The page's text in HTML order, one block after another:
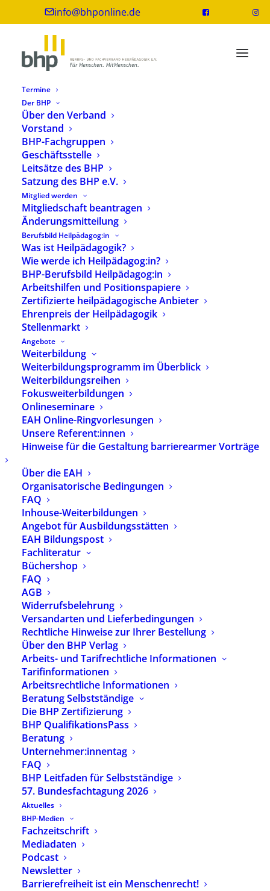
info@bhponline.de
Termine
Der BHP
Über den Verband
Vorstand
BHP-Fachgruppen
Geschäftsstelle
Leitsätze des BHP
Satzung des BHP e.V.
Mitglied werden
Mitgliedschaft beantragen
Änderungsmitteilung
Berufsbild Heilpädagog:in
Was ist Heilpädagogik?
Wie werde ich Heilpädagog:in?
BHP-Berufsbild Heilpädagog:in
Arbeitshilfen und Positionspapiere
Zertifizierte heilpädagogische Anbieter
Ehrenpreis der Heilpädagogik
Stellenmarkt
Angebote
Weiterbildung
Weiterbildungsprogramm im Überblick
Weiterbildungsreihen
Fokusweiterbildungen
Onlineseminare
EAH Online-Ringvorlesungen
Unsere Referent:innen
Hinweise für die Gestaltung barrierearmer Vorträge
Über die EAH
Organisatorische Bedingungen
FAQ
Inhouse-Weiterbildungen
Angebot für Ausbildungsstätten
EAH Bildungspost
Fachliteratur
Büchershop
FAQ
AGB
Widerrufsbelehrung
Versandarten und Lieferbedingungen
Rechtliche Hinweise zur Ihrer Bestellung
Über den BHP Verlag
Arbeits- und Tarifrechtliche Informationen
Tarifinformationen
Arbeitsrechtliche Informationen
Beratung Selbstständige
Die BHP Zertifizierung
BHP QualifikationsPass
Beratung
Unternehmer:innentag
FAQ
BHP Leitfaden für Selbstständige
57. Bundesfachtagung 2026
Aktuelles
BHP-Medien
Fachzeitschrift
Mediadaten
Podcast
Newsletter
Barrierefreiheit ist ein Menschenrecht!
Denkwerkstatt Heilpädagogik –
Nachwuchswissenschaftler:innen im
Gespräch
Datum:7. Dezember 2026
Uhrzeit:
17:00 - 19:00
Ort: online
Denkwerkstatt Heilpädagogik –
Nachwuchswissenschaftler:innen
im Gespräch
Der BHP sieht in der Stärkung des
wissenschaftlichen Nachwuchses ein
Austausch über aktuelle Promotions- und
Mastervorhaben sowie zur wechselseitigen
Vernetzung von Personen und Diskursen wurde
das Format Denkwerkstatt Heilpädagogik
entwickelt. Im Rahmen der vierteljährlichen
Online-Treffen werden Promotions- oder
Masterprojekte vorgestellt und gemeinsam
erörtert. Außerdem erhalten die Teilnehmenden
Informationen über Wege der Promotion,
Stipendien und offene Stellen ihren Raum.
Anmeldung und Kontakt: Dr. Michaela Menth:
michaela.menth@eahonline.de
Weitere Informationen und Termine finden Sie
hier:bhponline.de/denkwerkstatt-heilpaedagogik
ALLE TERMINE
Immer auf dem Laufenden sein?
Abonnieren Sie unseren Newsletter.